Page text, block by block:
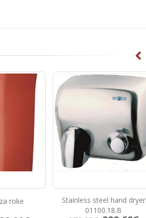
dryer
Dozirnik mila iz nerjavečega
jekla